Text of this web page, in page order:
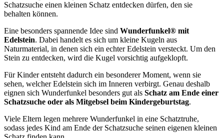
Schatzsuche einen kleinen Schatz entdecken dürfen, den sie
behalten können.
Eine besonders spannende Idee sind Wunderfunkel® mit
Edelstein. Dabei handelt es sich um kleine Kugeln aus
Naturmaterial, in denen sich ein echter Edelstein versteckt. Um den
Stein zu entdecken, wird die Kugel vorsichtig aufgeklopft.
Für Kinder entsteht dadurch ein besonderer Moment, wenn sie
sehen, welcher Edelstein sich im Inneren verbirgt. Genau deshalb
eignen sich Wunderfunkel besonders gut als Schatz am Ende einer
Schatzsuche oder als Mitgebsel beim Kindergeburtstag.
Viele Eltern legen mehrere Wunderfunkel in eine Schatztruhe,
sodass jedes Kind am Ende der Schatzsuche seinen eigenen kleinen